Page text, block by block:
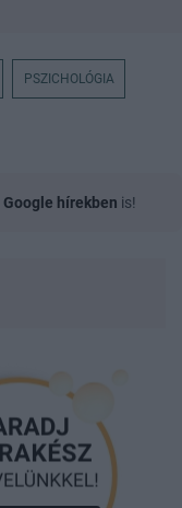
PSZICHOLÓGIA
Google hírekben is!